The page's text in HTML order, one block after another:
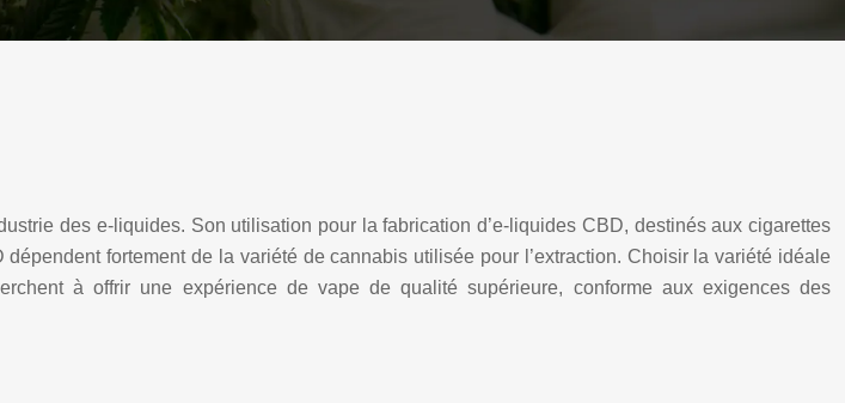
des e-liquides. Son utilisation pour la fabrication d’e-liquides CBD, destinés aux cigarettes
fortement de la variété de cannabis utilisée pour l’extraction. Choisir la variété idéale
à offrir une expérience de vape de qualité supérieure, conforme aux exigences des